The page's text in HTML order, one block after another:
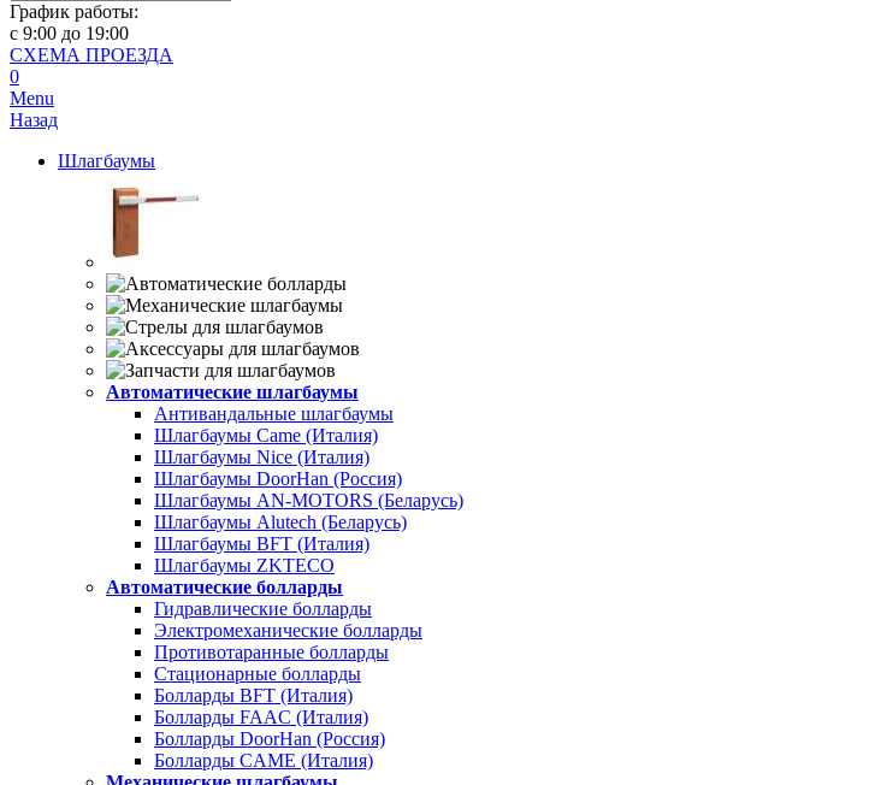
График работы:
с 9:00 до 19:00
СХЕМА ПРОЕЗДА
0
Menu
Назад
Шлагбаумы
Автоматические шлагбаумы
Антивандальные шлагбаумы
Шлагбаумы Came (Италия)
Шлагбаумы Nice (Италия)
Шлагбаумы DoorHan (Россия)
Шлагбаумы AN-MOTORS (Беларусь)
Шлагбаумы Alutech (Беларусь)
Шлагбаумы BFT (Италия)
Шлагбаумы ZKTECO
Автоматические болларды
Гидравлические болларды
Электромеханические болларды
Противотаранные болларды
Стационарные болларды
Болларды BFT (Италия)
Болларды FAAC (Италия)
Болларды DoorHan (Россия)
Болларды CAME (Италия)